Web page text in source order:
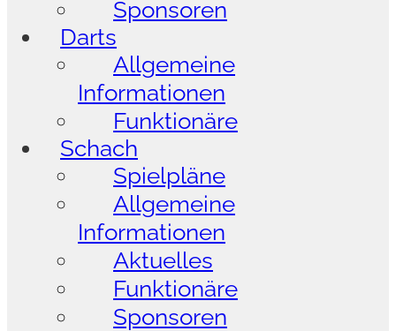
Sponsoren
Darts
Allgemeine
Informationen
Funktionäre
Schach
Spielpläne
Allgemeine
Informationen
Aktuelles
Funktionäre
Sponsoren